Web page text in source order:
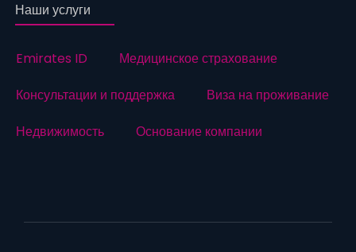
Наши услуги
Emirates ID
Медицинское страхование
Консультации и поддержка
Виза на проживание
Недвижимость
Основание компании